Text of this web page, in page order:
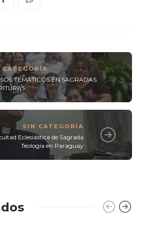
CATEGORÍA
TEMÁTICOS EN SAGRADAS
SIN CATEGORÍA
Eclesiástica de Sagrada
Teología en Paraguay